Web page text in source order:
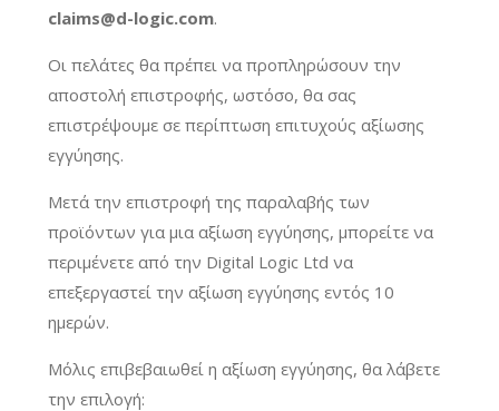
claims@d-logic.com.
Οι πελάτες θα πρέπει να προπληρώσουν την
αποστολή επιστροφής, ωστόσο, θα σας
επιστρέψουμε σε περίπτωση επιτυχούς αξίωσης
εγγύησης.
Μετά την επιστροφή της παραλαβής των
προϊόντων για μια αξίωση εγγύησης, μπορείτε να
περιμένετε από την Digital Logic Ltd να
επεξεργαστεί την αξίωση εγγύησης εντός 10
ημερών.
Μόλις επιβεβαιωθεί η αξίωση εγγύησης, θα λάβετε
την επιλογή: